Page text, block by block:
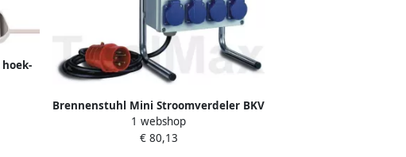
Brennenstuhl Mini Stroomverdeler BKV
2 4G CEE400v | 1153750
1 webshop
€ 80,13